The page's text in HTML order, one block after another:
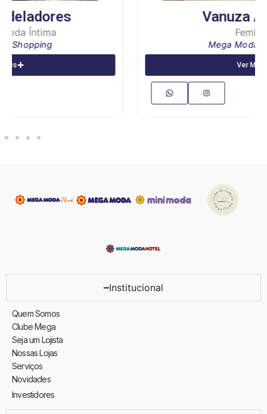
Institucional
Quem Somos
Clube Mega
Seja um Lojista
Nossas Lojas
Serviços
Novidades
Investidores